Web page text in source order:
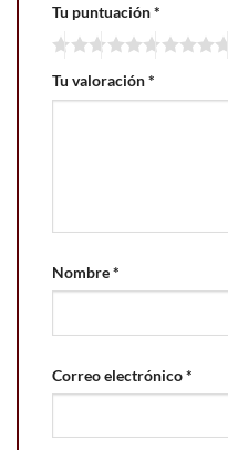
Tu puntuación*
Tu valoración*
Nombre*
Correo electrónico*